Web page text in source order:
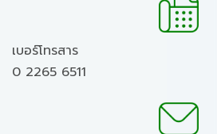
เบอร์โทรสาร
0 2265 6511